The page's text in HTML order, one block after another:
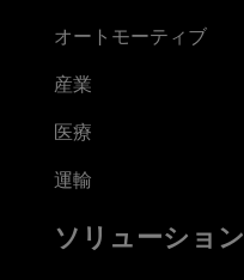
オートモーティブ
産業
医療
運輸
ソリューション